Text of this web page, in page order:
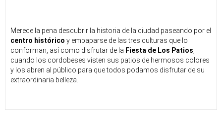
Merece la pena descubrir la historia de la ciudad paseando por el
centro histórico y empaparse de las tres culturas que lo
conforman, así como disfrutar de la Fiesta de Los Patios
cuando los cordobeses visten sus patios de hermosos colores
y los abren al público para que todos podamos disfrutar de su
extraordinaria belleza.